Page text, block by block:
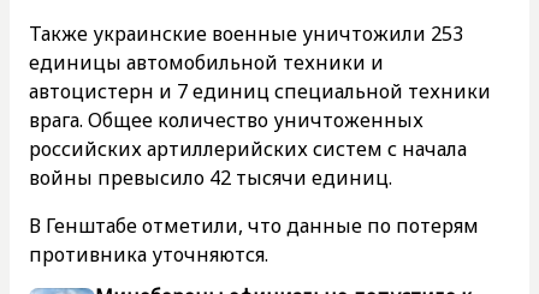
Также украинские военные уничтожили 253
единицы автомобильной техники и
автоцистерн и 7 единиц специальной техники
врага. Общее количество уничтоженных
российских артиллерийских систем с начала
войны превысило 42 тысячи единиц.
В Генштабе отметили, что данные по потерям
противника уточняются.